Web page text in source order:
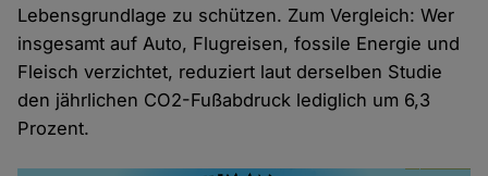
Lebensgrundlage zu schützen. Zum Vergleich: Wer
insgesamt auf Auto, Flugreisen, fossile Energie und
Fleisch verzichtet, reduziert laut derselben Studie
den jährlichen CO2-Fußabdruck lediglich um 6,3
Prozent.